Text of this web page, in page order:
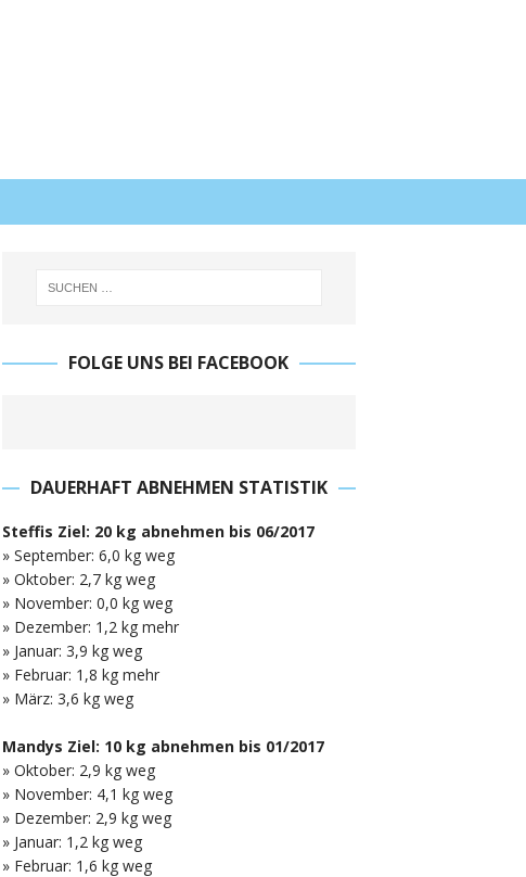
FOLGE UNS BEI FACEBOOK
DAUERHAFT ABNEHMEN STATISTIK
Steffis Ziel: 20 kg abnehmen bis 06/2017
» September: 6,0 kg weg
» Oktober: 2,7 kg weg
» November: 0,0 kg weg
» Dezember: 1,2 kg mehr
» Januar: 3,9 kg weg
» Februar: 1,8 kg mehr
» März: 3,6 kg weg
Mandys Ziel: 10 kg abnehmen bis 01/2017
» Oktober: 2,9 kg weg
» November: 4,1 kg weg
» Dezember: 2,9 kg weg
» Januar: 1,2 kg weg
» Februar: 1,6 kg weg